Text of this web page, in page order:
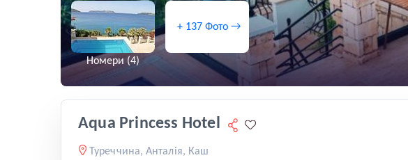
Номери (4)
+ 137 Фото →
Aqua Princess Hotel
Туреччина, Анталія, Каш